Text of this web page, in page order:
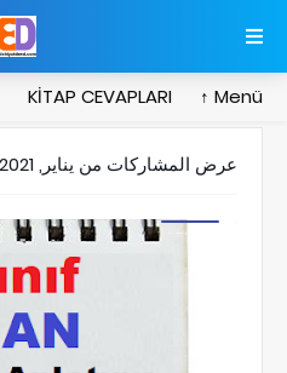
Menü ↑
KİTAP CEVAPLARI
عرض المشاركات من يناير, 2021